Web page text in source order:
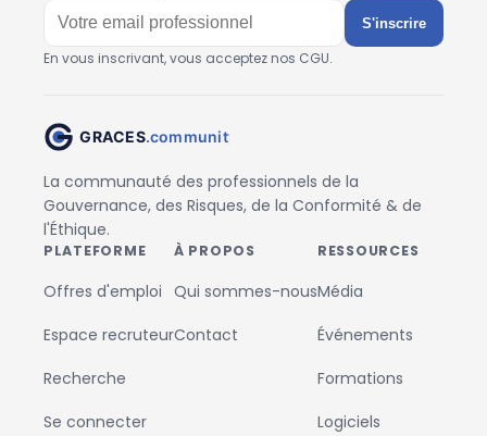
S'inscrire
En vous inscrivant, vous acceptez nos CGU.
La communauté des professionnels de la
Gouvernance, des Risques, de la Conformité & de
l'Éthique.
PLATEFORME
Offres d'emploi
Espace recruteur
Recherche
Se connecter
À PROPOS
Qui sommes-nous
Contact
RESSOURCES
Média
Événements
Formations
Logiciels